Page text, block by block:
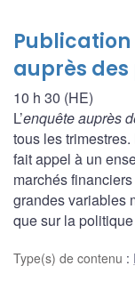
Publication
auprès
10 h 30 (HE)
L’enquête auprès
tous les
fait appel à un
marchés
grandes variables
que sur la
Type(s) de contenu :